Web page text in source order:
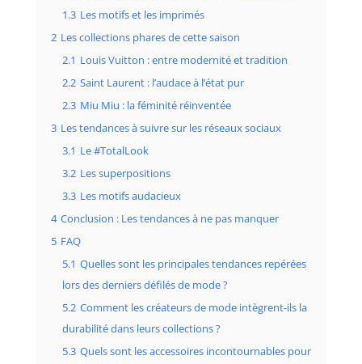
1.3 Les motifs et les imprimés
2 Les collections phares de cette saison
2.1 Louis Vuitton : entre modernité et tradition
2.2 Saint Laurent : l’audace à l’état pur
2.3 Miu Miu : la féminité réinventée
3 Les tendances à suivre sur les réseaux sociaux
3.1 Le #TotalLook
3.2 Les superpositions
3.3 Les motifs audacieux
4 Conclusion : Les tendances à ne pas manquer
5 FAQ
5.1 Quelles sont les principales tendances repérées
lors des derniers défilés de mode ?
5.2 Comment les créateurs de mode intègrent-ils la
durabilité dans leurs collections ?
5.3 Quels sont les accessoires incontournables pour